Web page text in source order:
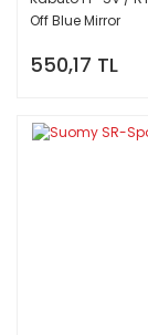
Off Blue Mirror
550,17 TL